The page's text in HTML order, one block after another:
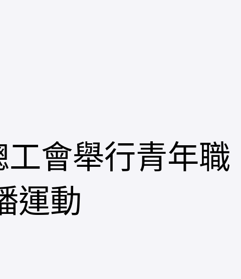
會舉行青年職
運動